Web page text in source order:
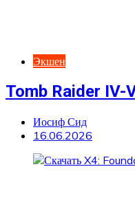
Экшен
Tomb Raider IV-
Иосиф Сид
16.06.2026